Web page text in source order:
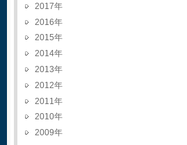
2017
2016
2015
2014
2013
2012
2011
2010
2009